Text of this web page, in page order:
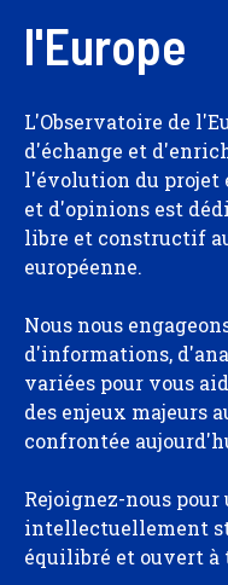
l'Europe
L'Observatoire de
d'échange et
l'évolution du projet
et d'opinions est
libre et constructif
européenne.
Nous nous
d'informations,
variées pour vous
des enjeux majeurs
confrontée
Rejoignez-nous
intellectuellement
équilibré et ouvert à